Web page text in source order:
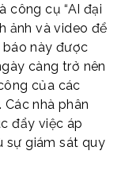
công cụ“AI đại
ảnh và video để
này được
càng trở nên
của các
nhà phân
đẩy việc áp
sự giám sát quy